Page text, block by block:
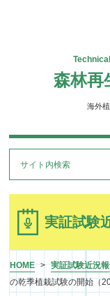
森林再
海外
実証試験
HOME > 実証試験近況
の乾季植栽試験の開始（